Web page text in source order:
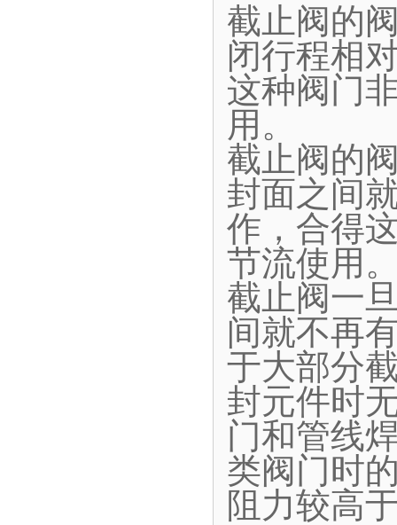
截止阀的
闭行程相
这种阀门
用。
截止阀的
封面之间
作，合得
节流使用
截止阀一
间就不再
于大部分
封元件时
门和管线
类阀门时
阻力较高